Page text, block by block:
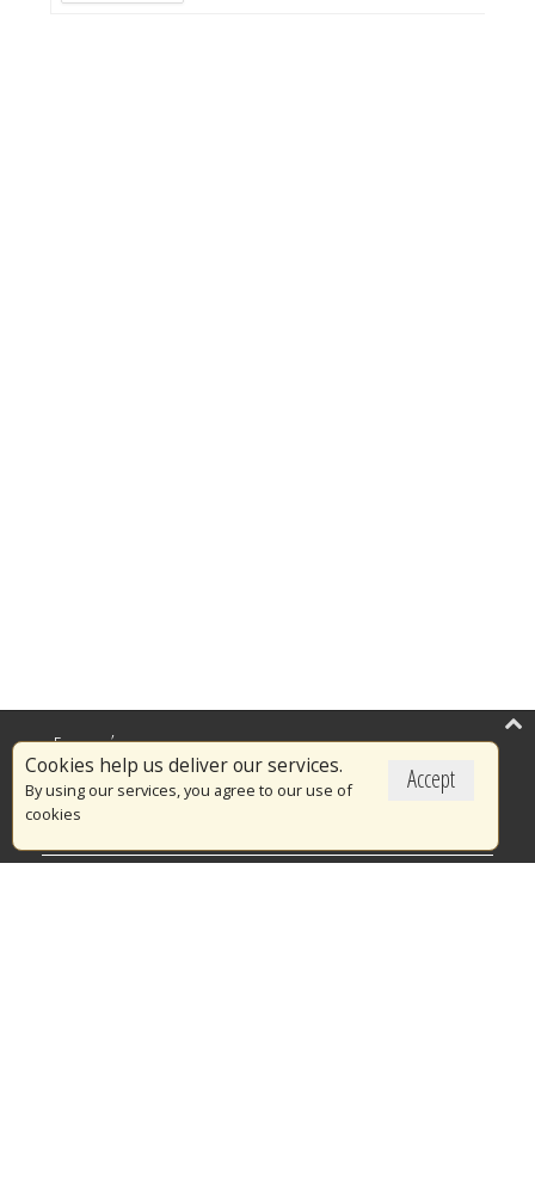
Accept
Cookies help us deliver our services.
By using our services, you agree to our use of
cookies
Επικαιρότητα
Το Πυροσβεστικό Σώμα